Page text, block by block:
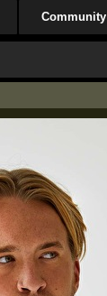
Community